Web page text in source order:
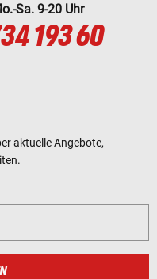
Sa. 9-20 Uhr
193 60
aktuelle Angebote,